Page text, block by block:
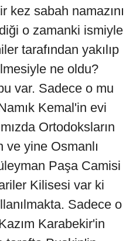
kez sabah namazını
o zamanki ismiyle
tarafından yakılıp
ne oldu?
var. Sadece o mu
Kemal'in evi
Ortodoksların
yine Osmanlı
Paşa Camisi
Kilisesi var ki
Sadece o
Karabekir'in